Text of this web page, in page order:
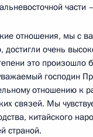
части
отношения, мы с
достигли очень
это произошло
господин
отношению к
связей. Мы
китайского
страной.